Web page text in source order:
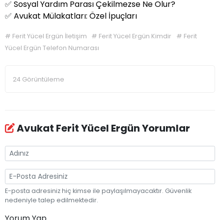
✅ Sosyal Yardım Parası Çekilmezse Ne Olur?
✅ Avukat Mülakatları: Özel İpuçları
# Ferit Yücel Ergün İletişim # Ferit Yücel Ergün Kimdir # Ferit
Yücel Ergün Telefon Numarası
24 Görüntüleme
Avukat Ferit Yücel Ergün Yorumlar
E-posta adresiniz hiç kimse ile paylaşılmayacaktır. Güvenlik
nedeniyle talep edilmektedir.